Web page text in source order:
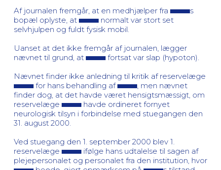
Af journalen fremgår, at en medhjælper fra
s
bopæl oplyste, at
normalt var stort set
selvhjulpen og fuldt fysisk mobil.
Uanset at det ikke fremgår af journalen, lægger
nævnet til grund, at
fortsat var slap (hypoton).
Nævnet finder ikke anledning til kritik af reservelæge
for hans behandling af
, men nævnet
finder dog, at det havde været hensigtsmæssigt, om
reservelæge
havde ordineret fornyet
neurologisk tilsyn i forbindelse med stuegangen den
31. august 2000.
Ved stuegang den 1. september 2000 blev 1.
reservelæge
ifølge hans udtalelse til sagen af
plejepersonalet og personalet fra den institution, hvor